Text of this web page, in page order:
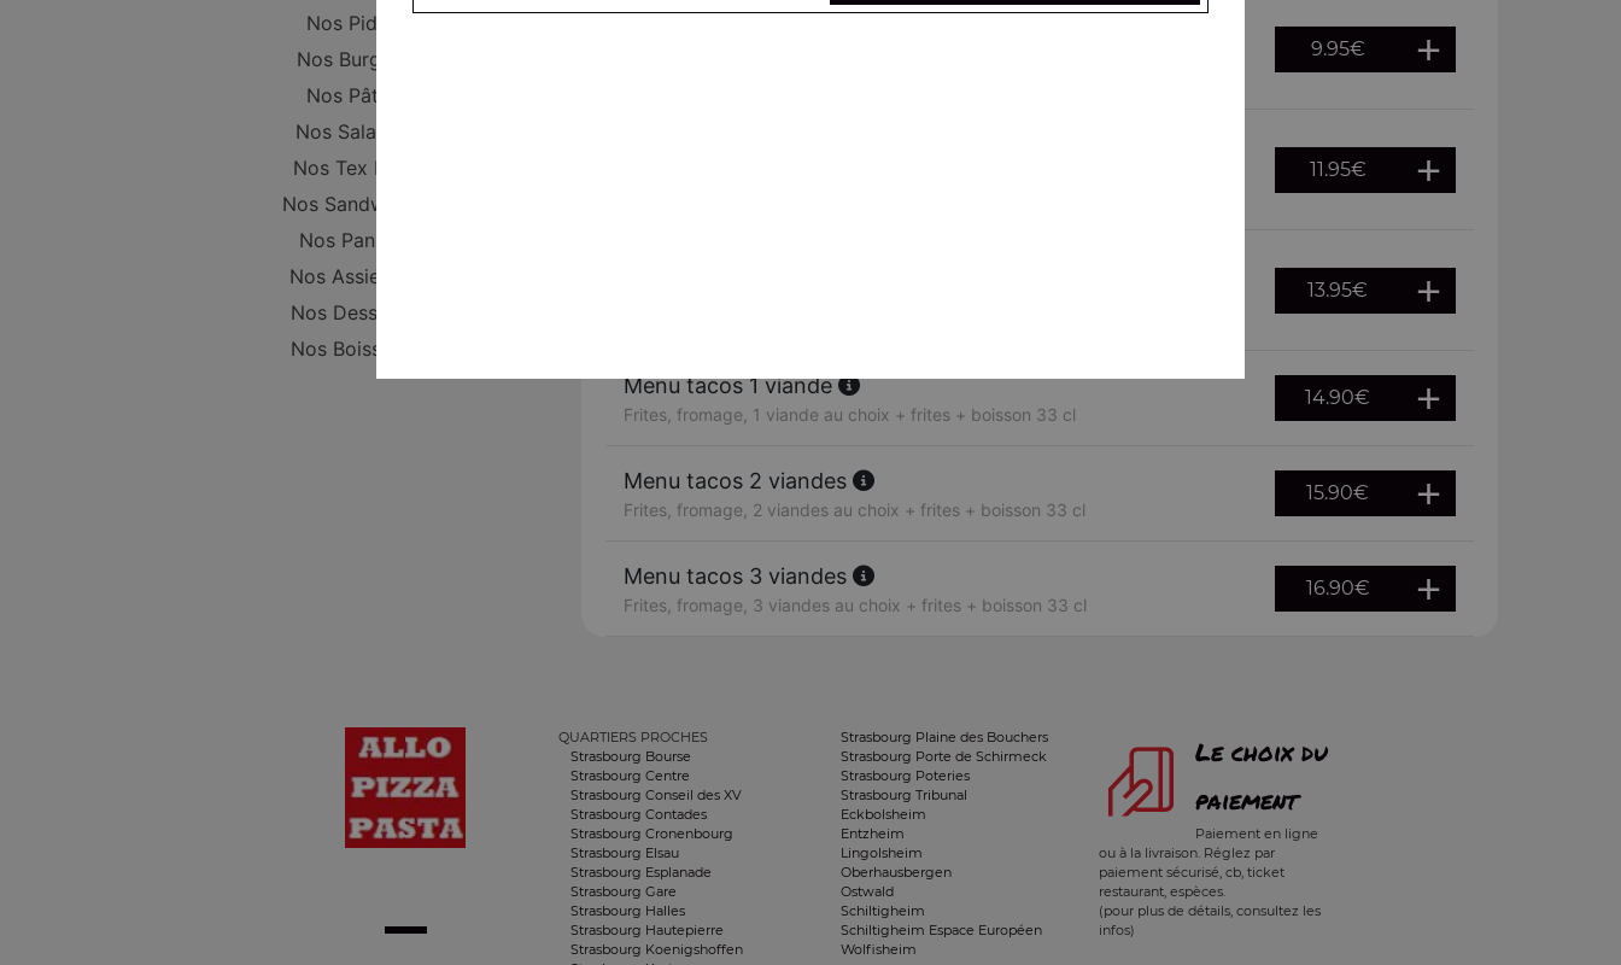
Nos Pides
Nos Burgers
Nos Pâtes
Nos Salades
Nos Tex Mex
Nos Sandwichs
Nos Paninis
Nos Assiettes
Nos Desserts
Nos Boissons
9.95€
11.95€
13.95€
Menu tacos 1 viande
Frites, fromage, 1 viande au choix + frites + boisson 33 cl
14.90€
Menu tacos 2 viandes
Frites, fromage, 2 viandes au choix + frites + boisson 33 cl
15.90€
Menu tacos 3 viandes
Frites, fromage, 3 viandes au choix + frites + boisson 33 cl
16.90€
QUARTIERS PROCHES
Strasbourg Bourse
Strasbourg Centre
Strasbourg Conseil des XV
Strasbourg Contades
Strasbourg Cronenbourg
Strasbourg Elsau
Strasbourg Esplanade
Strasbourg Gare
Strasbourg Halles
Strasbourg Hautepierre
Strasbourg Koenigshoffen
Strasbourg Plaine des Bouchers
Strasbourg Porte de Schirmeck
Strasbourg Poteries
Strasbourg Tribunal
Eckbolsheim
Entzheim
Lingolsheim
Oberhausbergen
Ostwald
Schiltigheim
Schiltigheim Espace Européen
Wolfisheim
Le choix du
paiement
Paiement en ligne
ou à la livraison. Réglez par
paiement sécurisé, cb, ticket
restaurant, espèces.
(pour plus de détails, consultez les
infos)